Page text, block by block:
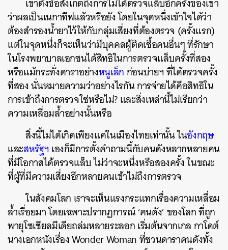
ว่าผลเป็นเนกาทีฟแล้วหรือยังโดยในจุดหนึ่งเข้าใจได้ว่า
ต้องสำรองน้ำยาไว้ให้กับกลุ่มเสี่ยงที่ต้องตรวจ (ครั้งแรก)
แต่ในจุดหนึ่งก็จะเห็นว่ามีบุคคลผู้ติดเชื้อคนอื่นๆที่รักษา
ในโรงพยาบาลเอกชนได้สิทธิในการตรวจแล็บครั้งที่สอง
หรือแม้กระทั่งดาราอย่างหนูเล็กก่อนบ่ายฯที่ได้ตรวจครั้ง
ที่สองนั่นหมายความว่าอย่างไรกันการจ่ายได้คือสิทธิใน
การเข้าถึงการตรวจใช่หรือไม่?และสิ่งเหล่านี้ไม่เรียกว่า
ความเหลื่อมล้ำอย่างนั้นหรือ
สิ่งนี้ไม่ได้เกิดเพียงแค่ในเมืองไทยเท่านั้นในอังกฤษ
และสหรัฐฯ เองก็มีการตั้งคำถามนี้กับคนดังหลากหลายคน
ที่มีโอกาสได้ตรวจแล็บไม่ว่าจะหนึ่งหรือสองครั้งในขณะ
ที่ผู้ที่มีความเสี่ยงอีกหลายคนเข้าไม่ถึงการตรวจ
ในสังคมโลก เราจะเห็นแรงกระแทกเรื่องความเหลื่อม
ล้ำเรื่อยมาโดยเฉพาะปรากฏการณ์‘คนดัง’ของโลกที่ถูก
พายุโซเชียลมีเดียถล่มหลายระลอกเริ่มต้นจากเกลกาโดต์
นางเอกหนังเรื่องWonder Womanที่ชวนดาราคนดังทั้ง